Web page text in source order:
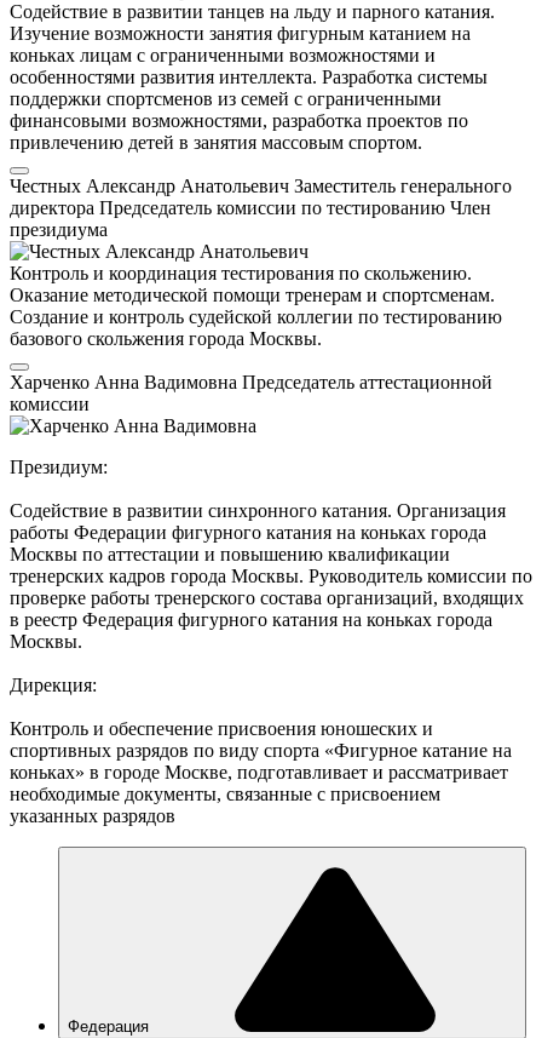
Содействие в развитии танцев на льду и парного катания.
Изучение возможности занятия фигурным катанием на
коньках лицам с ограниченными возможностями и
особенностями развития интеллекта. Разработка системы
поддержки спортсменов из семей с ограниченными
финансовыми возможностями, разработка проектов по
привлечению детей в занятия массовым спортом.
Честных Александр Анатольевич Заместитель генерального
директора Председатель комиссии по тестированию Член
президиума
Контроль и координация тестирования по скольжению.
Оказание методической помощи тренерам и спортсменам.
Создание и контроль судейской коллегии по тестированию
базового скольжения города Москвы.
Харченко Анна Вадимовна Председатель аттестационной
комиссии
Президиум:
Содействие в развитии синхронного катания. Организация
работы Федерации фигурного катания на коньках города
Москвы по аттестации и повышению квалификации
тренерских кадров города Москвы. Руководитель комиссии по
проверке работы тренерского состава организаций, входящих
в реестр Федерация фигурного катания на коньках города
Москвы.
Дирекция:
Контроль и обеспечение присвоения юношеских и
спортивных разрядов по виду спорта «Фигурное катание на
коньках» в городе Москве, подготавливает и рассматривает
необходимые документы, связанные с присвоением
указанных разрядов
Федерация